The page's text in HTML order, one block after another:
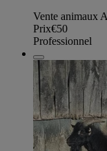
Vente animaux
Prix€50
Professionnel